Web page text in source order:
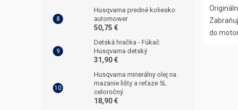
Husqvarna predné koliesko
automower
50,75 €
Detská hračka - Fúkač
Husqvarna detský
31,90 €
Husqvarna minerálny olej na
mazanie lišty a reťaze 5L
celoročný
18,90 €
do